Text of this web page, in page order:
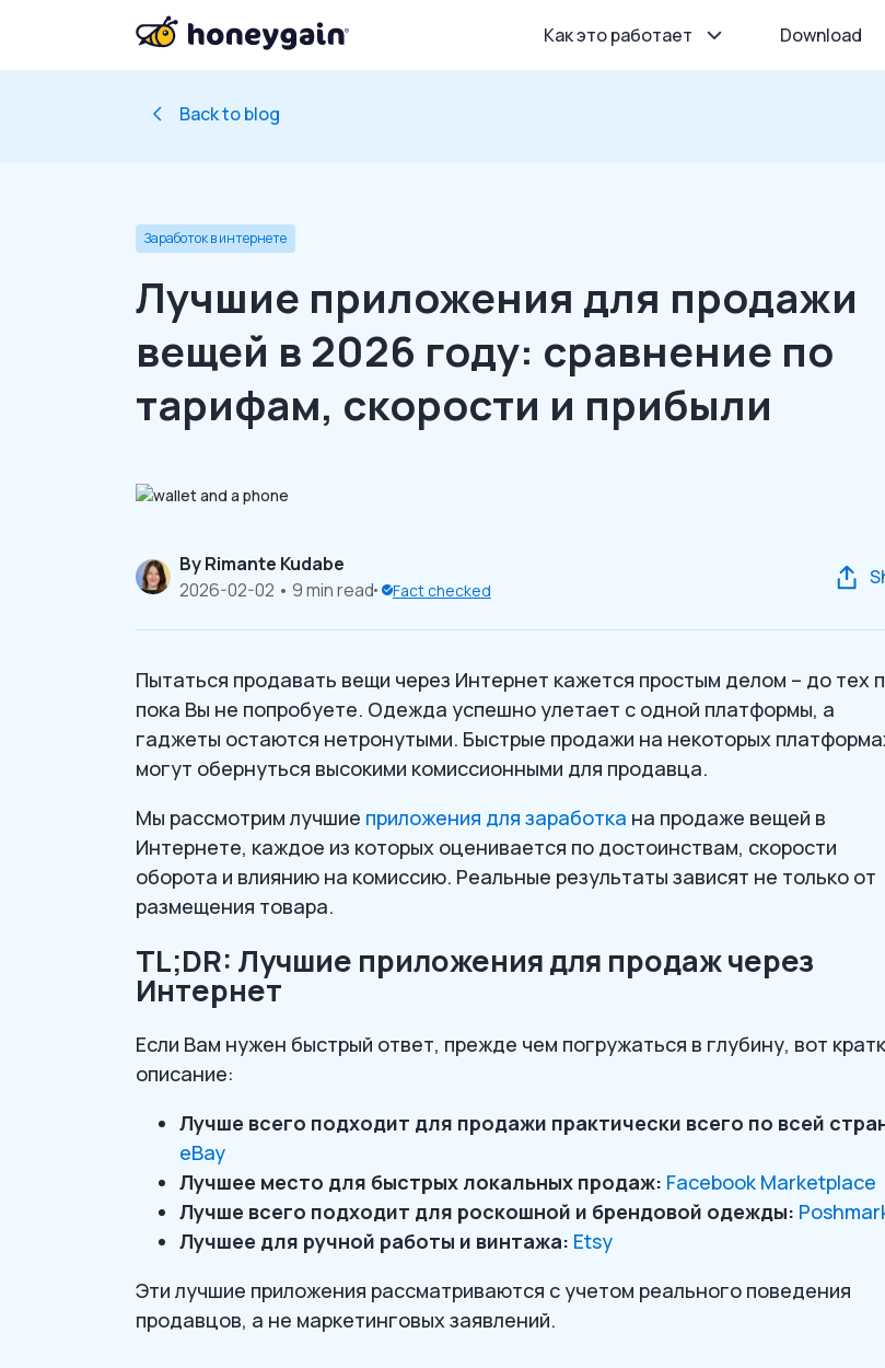
Как это работает Download
Back to blog
Заработок в интернете
Лучшие приложения для продажи
вещей в 2026 году: сравнение по
тарифам, скорости и прибыли
ByRimante Kudabe
2026-02-02 • 9 min read Fact checked
Пытаться продавать вещи через Интернет кажется простым делом – до тех
пока Вы не попробуете. Одежда успешно улетает с одной платформы, а
гаджеты остаются нетронутыми. Быстрые продажи на некоторых
могут обернуться высокими комиссионными для продавца.
Мы рассмотрим лучшие приложения для заработка на продаже вещей в
Интернете, каждое из которых оценивается по достоинствам, скорости
оборота и влиянию на комиссию. Реальные результаты зависят не только от
размещения товара.
TL;DR: Лучшие приложения для продаж через
Интернет
Если Вам нужен быстрый ответ, прежде чем погружаться в глубину, вот
описание:
Лучше всего подходит для продажи практически всего по всей
eBay
Лучшее место для быстрых локальных продаж: Facebook Marketplace
Лучше всего подходит для роскошной и брендовой одежды:
Лучшее для ручной работы и винтажа: Etsy
Эти лучшие приложения рассматриваются с учетом реального поведения
продавцов, а не маркетинговых заявлений.